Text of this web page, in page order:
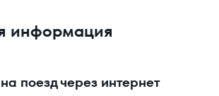
информация
поезд через интернет